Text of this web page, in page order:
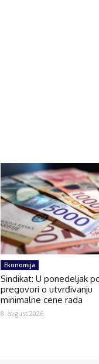
Ekonomija
Sindikat: U ponedeljak
pregovori o utvrđivanju
minimalne cene rada
8. avgust 2026.